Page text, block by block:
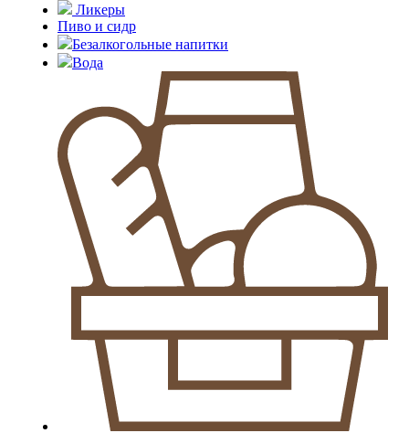
Ликеры
Пиво и сидр
Безалкогольные напитки
Вода